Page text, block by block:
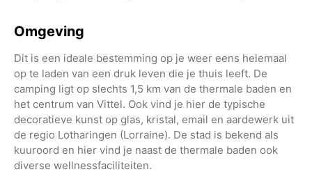
Omgeving
Dit is een ideale bestemming op je weer eens helemaal
op te laden van een druk leven die je thuis leeft. De
camping ligt op slechts 1,5 km van de thermale baden en
het centrum van Vittel. Ook vind je hier de typische
decoratieve kunst op glas, kristal, email en aardewerk uit
de regio Lotharingen (Lorraine). De stad is bekend als
kuuroord en hier vind je naast de thermale baden ook
diverse wellnessfaciliteiten.